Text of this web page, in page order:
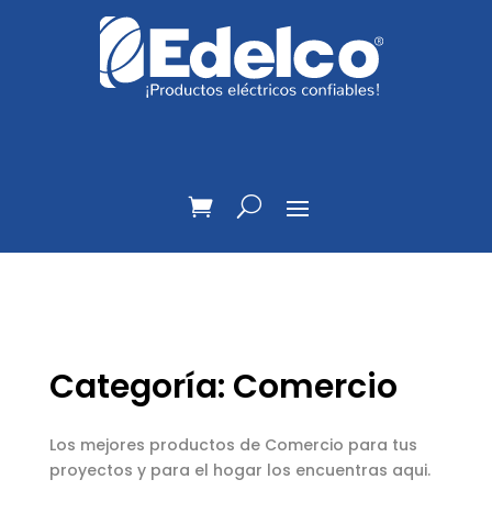
Categoría: Comercio
Los mejores productos de Comercio para tus
proyectos y para el hogar los encuentras aqui.